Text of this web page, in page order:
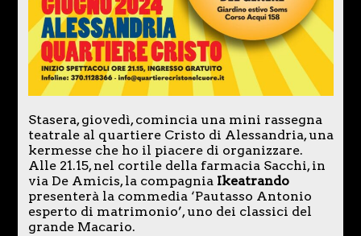
Stasera, giovedì, comincia una mini rassegna
teatrale al quartiere Cristo di Alessandria, una
kermesse che ho il piacere di organizzare.
Alle 21.15, nel cortile della farmacia Sacchi, in
via De Amicis, la compagnia Ikeatrando
presenterà la commedia ‘Pautasso Antonio
esperto di matrimonio’, uno dei classici del
grande Macario.